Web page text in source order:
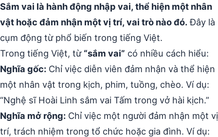
Sắm vai là hành động nhập vai, thể hiện một nhân
vật hoặc đảm nhận một vị trí, vai trò nào đó.Đây là
cụm động từ phổ biến trong tiếng Việt.
Trong tiếng Việt, từ “sắm vai” có nhiều cách hiểu:
Nghĩa gốc: Chỉ việc diễn viên đảm nhận và thể hiện
một nhân vật trong kịch, phim, tuồng, chèo. Ví dụ:
“Nghệ sĩ Hoài Linh sắm vai Tấm trong vở hài kịch.”
Nghĩa mở rộng: Chỉ việc một người đảm nhận một vị
trí, trách nhiệm trong tổ chức hoặc gia đình. Ví dụ: